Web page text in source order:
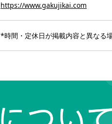
https://www.gakujikai.com
*時間・定休日が掲載内容と異なる